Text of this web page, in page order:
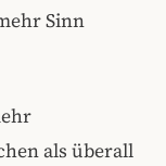
Sinn
als überall